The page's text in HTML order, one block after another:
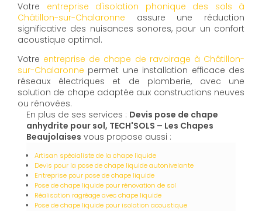
Votre entreprise d'isolation phonique des sols à
Châtillon-sur-Chalaronne assure une réduction
significative des nuisances sonores, pour un confort
acoustique optimal.
Votre entreprise de chape de ravoirage à Châtillon-
sur-Chalaronne permet une installation efficace des
réseaux électriques et de plomberie, avec une
solution de chape adaptée aux constructions neuves
ou rénovées.
En plus de ses services : Devis pose de chape
anhydrite pour sol, TECH'SOLS – Les Chapes
Beaujolaises vous propose aussi :
Artisan spécialiste de la chape liquide
Devis pour la pose de chape liquide autonivelante
Entreprise pour pose de chape liquide
Pose de chape liquide pour rénovation de sol
Réalisation ragréage avec chape liquide
Pose de chape liquide pour isolation acoustique